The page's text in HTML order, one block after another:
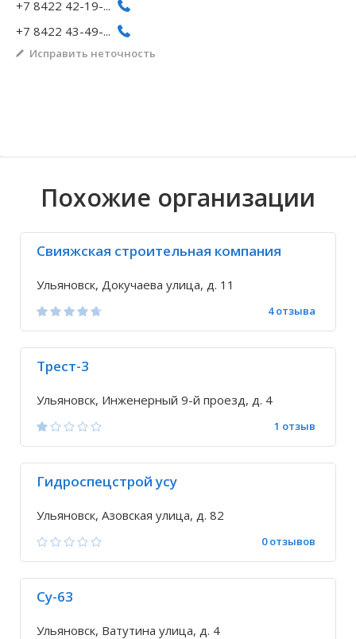
Волгоградская область
Кировоградская область
Восточно-Казахстанская область
Архангельское
+7 8422 42-19-...
+7 8422 43-49-...
Исправить неточность
Похожие организации
Свияжская строительная компания
Ульяновск, Докучаева улица, д. 11
4 отзыва
Трест-3
Ульяновск, Инженерный 9-й проезд, д. 4
1 отзыв
Гидроспецстрой усу
Ульяновск, Азовская улица, д. 82
0 отзывов
Су-63
Ульяновск, Ватутина улица, д. 4